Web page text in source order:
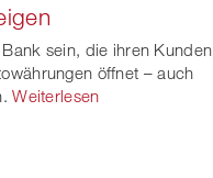
sein, die ihren Kunden
öffnet – auch
Weiterlesen